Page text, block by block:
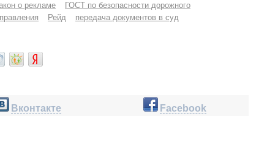
о рекламе
ГОСТ по безопасности дорожного
Рейд передача документов в суд
Вконтакте Facebook